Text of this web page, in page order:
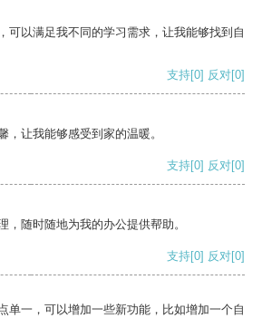
可以满足我不同的学习需求，让我能够找到自
支持[0] 反对[0]
，让我能够感受到家的温暖。
支持[0] 反对[0]
，随时随地为我的办公提供帮助。
支持[0] 反对[0]
单一，可以增加一些新功能，比如增加一个自